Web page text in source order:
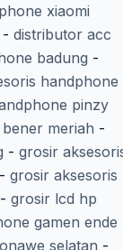
xiaomi
- distributor acc
badung -
handphone
pinzy
meriah -
- grosir
- grosir aksesoris
grosir lcd hp
gamen ende
selatan -